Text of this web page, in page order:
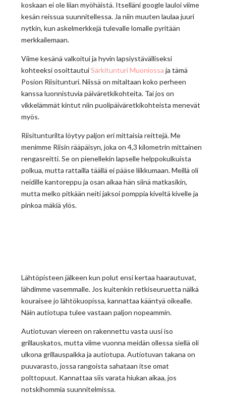
koskaan ei ole liian myöhäistä. Itselläni google lauloi viime
kesän reissua suunnitellessa. Ja niin muuten laulaa juuri
nytkin, kun askelmerkkejä tulevalle lomalle pyritään
merkkailemaan.
Viime kesänä valkoitui ja hyvin lapsiystävälliseksi
kohteeksi osoittautuiSärkitunturi Muoniossa ja tämä
Posion Riisitunturi. Niissä on mitaltaan koko perheen
kanssa luonnistuvia päiväretkikohteita. Tai jos on
vikkelämmät kintut niin puolipäiväretkikohteista menevät
myös.
Riisitunturilta löytyy paljon eri mittaisia reittejä. Me
menimme Riisin rääpäisyn, joka on 4,3 kilometrin mittainen
rengasreitti. Se on pienellekin lapselle helppokulkuista
polkua, mutta rattailla täällä ei pääse liikkumaan. Meillä oli
neidille kantoreppu ja osan aikaa hän siinä matkasikin,
mutta melko pitkään neiti jaksoi pomppia kiveltä kivelle ja
pinkoa mäkiä ylös.
Lähtöpisteen jälkeen kun polut ensi kertaa haarautuvat,
lähdimme vasemmalle. Jos kuitenkin retkiseuruetta nälkä
kouraisee jo lähtökuopissa, kannattaa kääntyä oikealle.
Näin autiotupa tulee vastaan paljon nopeammin.
Autiotuvan viereen on rakennettu vasta uusi iso
grillauskatos, mutta viime vuonna meidän ollessa siellä oli
ulkona grillauspaikka ja autiotupa. Autiotuvan takana on
puuvarasto, jossa rangoista sahataan itse omat
polttopuut. Kannattaa siis varata hiukan aikaa, jos
notskihommia suunnitelmissa.